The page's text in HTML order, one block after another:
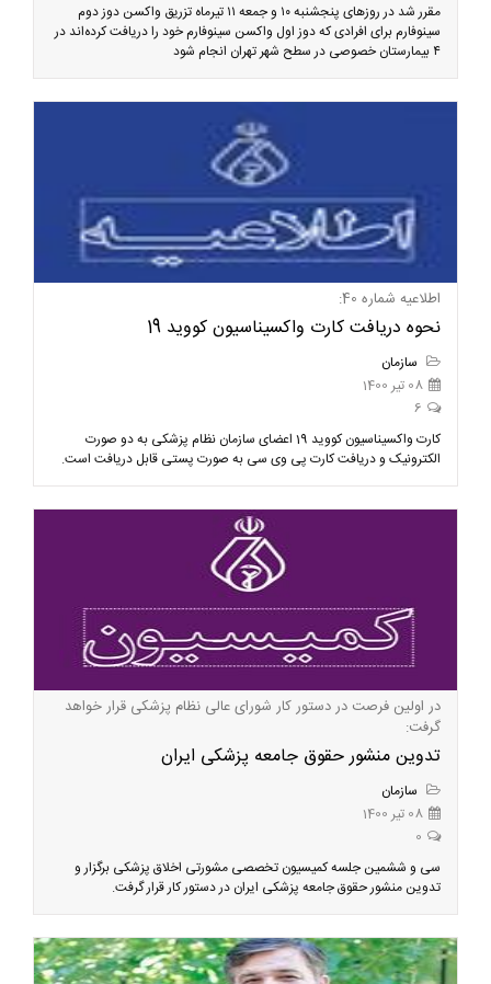
مقرر شد در روزهای پنجشنبه ۱۰ و جمعه ۱۱ تیرماه تزریق واکسن دوز دوم
سینوفارم برای افرادی که دوز اول واکسن سینوفارم خود را دریافت کرده‌اند در
۴ بیمارستان خصوصی در سطح شهر تهران انجام شود
اطلاعیه شماره 40:
نحوه دریافت کارت واکسیناسیون کووید 19
سازمان
08 تیر 1400
6
کارت واکسیناسیون کووید 19 اعضای سازمان نظام پزشکی به دو صورت
الکترونیک و دریافت کارت پی وی سی به صورت پستی قابل دریافت است.
در اولین فرصت در دستور کار شورای عالی نظام پزشکی قرار خواهد
گرفت:
تدوین منشور حقوق جامعه پزشکی ایران
سازمان
08 تیر 1400
0
سی و ششمین جلسه کمیسیون تخصصی مشورتی اخلاق پزشکی برگزار و
تدوین منشور حقوق جامعه پزشکی ایران در دستور کار قرار گرفت.